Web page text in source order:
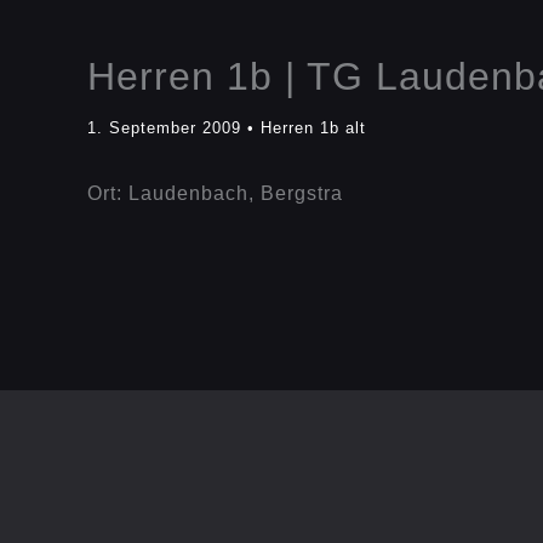
Herren 1b | TG
1. September 2009 • Herren 1b alt
Ort: Laudenbach, Bergstra